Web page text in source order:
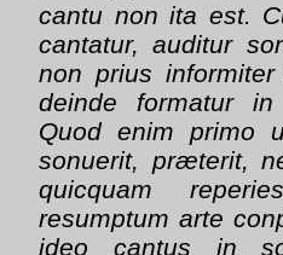
cantu non ita est.
cantatur, auditur
non prius
deinde formatur in
Quod enim primo
sonuerit, præterit,
quicquam
resumptum arte
ideo cantus in